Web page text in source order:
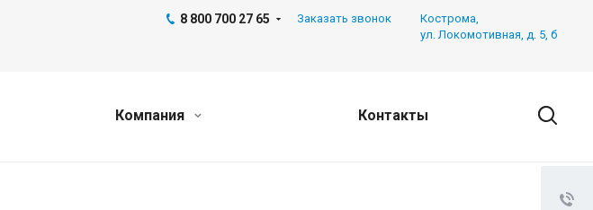
Кострома,
ул. Локомотивная, д. 5, б
8 800 700 27 65 Заказать звонок
Компания Контакты